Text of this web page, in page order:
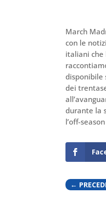
March
con le
italiani che
disponibile
dei
durante la
l’off-
←